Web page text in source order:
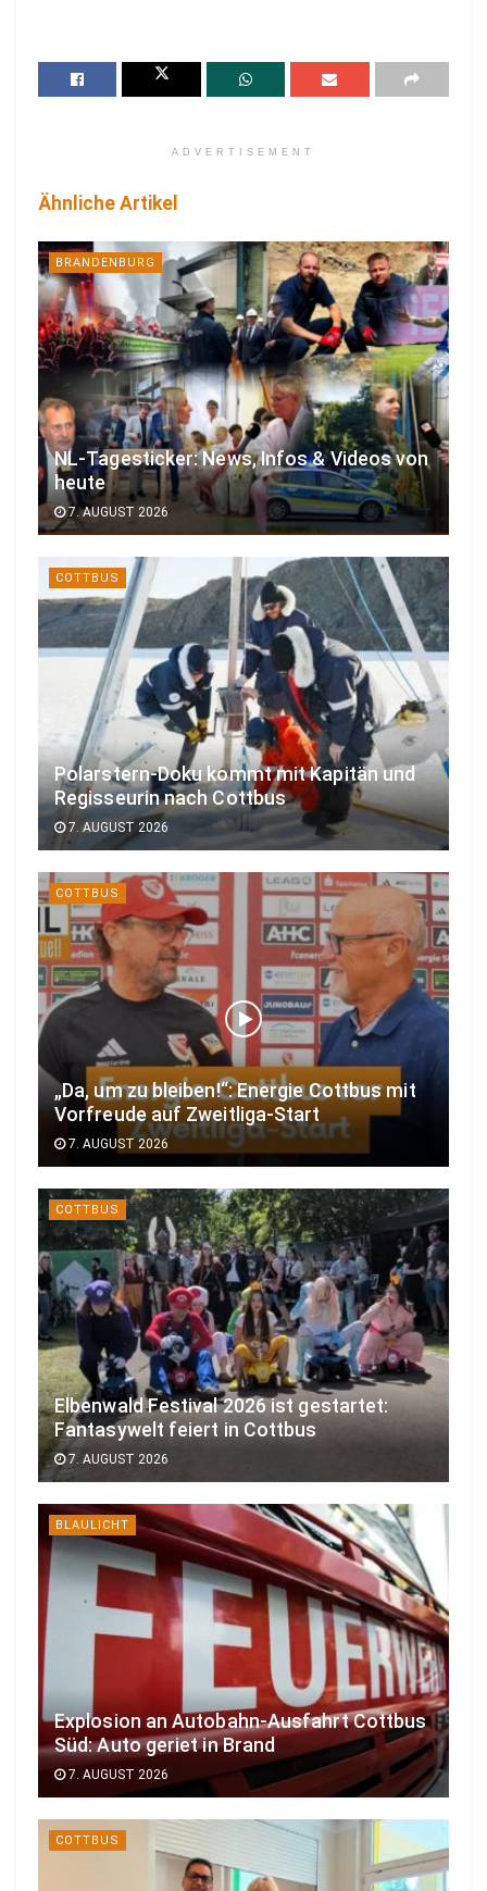
ADVERTISEMENT
Ähnliche Artikel
BRANDENBURG
NL-Tagesticker: News, Infos & Videos von
heute
7. AUGUST 2026
COTTBUS
Polarstern-Doku kommt mit Kapitän und
Regisseurin nach Cottbus
7. AUGUST 2026
COTTBUS
„Da, um zu bleiben!“: Energie Cottbus mit
Vorfreude auf Zweitliga-Start
7. AUGUST 2026
COTTBUS
Elbenwald Festival 2026 ist gestartet:
Fantasywelt feiert in Cottbus
7. AUGUST 2026
BLAULICHT
Explosion an Autobahn-Ausfahrt Cottbus
Süd: Auto geriet in Brand
7. AUGUST 2026
COTTBUS